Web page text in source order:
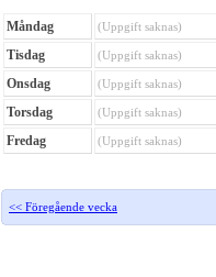
Måndag (Uppgift saknas)
Tisdag (Uppgift saknas)
Onsdag (Uppgift saknas)
Torsdag (Uppgift saknas)
Fredag (Uppgift saknas)
<< Föregående vecka